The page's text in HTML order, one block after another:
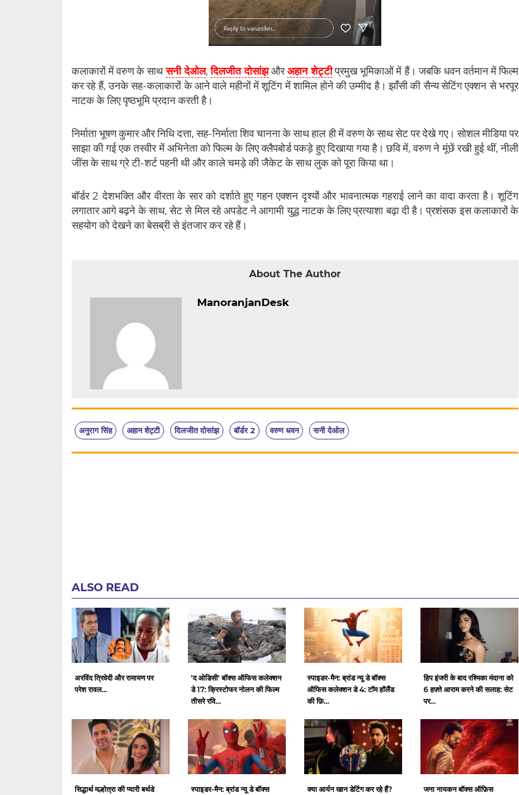
कलाकारों में वरुण के साथसनी देओल,दिलजीत दोसांझऔरअहान शेट्टीप्रमुख भूमिकाओं में हैं। जबकि धवन वर्तमान में फिल्म
कर रहे हैं, उनके सह-कलाकारों के आने वाले महीनों में शूटिंग में शामिल होने की उम्मीद है। झाँसी की सैन्य सेटिंग एक्शन से भरपूर
नाटक के लिए पृष्ठभूमि प्रदान करती है।
निर्माता भूषण कुमार और निधि दत्ता, सह-निर्माता शिव चानना के साथ हाल ही में वरुण के साथ सेट पर देखे गए। सोशल मीडिया पर
साझा की गई एक तस्वीर में अभिनेता को फिल्म के लिए क्लैपबोर्ड पकड़े हुए दिखाया गया है। छवि में, वरुण ने मूंछें रखी हुई थीं, नीली
जींस के साथ ग्रे टी-शर्ट पहनी थी और काले चमड़े की जैकेट के साथ लुक को पूरा किया था।
बॉर्डर 2 देशभक्ति और वीरता के सार को दर्शाते हुए गहन एक्शन दृश्यों और भावनात्मक गहराई लाने का वादा करता है। शूटिंग
लगातार आगे बढ़ने के साथ, सेट से मिल रहे अपडेट ने आगामी युद्ध नाटक के लिए प्रत्याशा बढ़ा दी है। प्रशंसक इस कलाकारों के
सहयोग को देखने का बेसब्री से इंतजार कर रहे हैं।
About The Author
ManoranjanDesk
अनुराग सिंह अहान शेट्टी दिलजीत दोसांझ बॉर्डर 2 वरुण धवन सनी देओल
ALSO READ
अरविंद त्रिवेदी और रामायण पर
परेश रावल...
'द ओडिसी' बॉक्स ऑफिस कलेक्शन
डे 17: क्रिस्टोफर नोलन की फिल्म
तीसरे रवि...
स्पाइडर-मैन: ब्रांड न्यू डे बॉक्स
ऑफिस कलेक्शन डे 4: टॉम हॉलैंड
की फ़ि...
हिप इंजरी के बाद रश्मिका मंदाना को
6 हफ़्ते आराम करने की सलाह: सेट
पर...
सिद्धार्थ मल्होत्रा ​​की प्यारी बर्थडे स्पाइडर-मैन: ब्रांड न्यू डे बॉक्स क्या आर्यन खान डेटिंग कर रहे हैं? जना नायकन बॉक्स ऑफ़िस